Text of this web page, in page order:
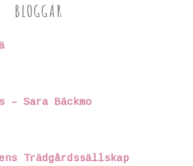
BLOGGAR
– Sara Bäckmo
Trädgårdssällskap